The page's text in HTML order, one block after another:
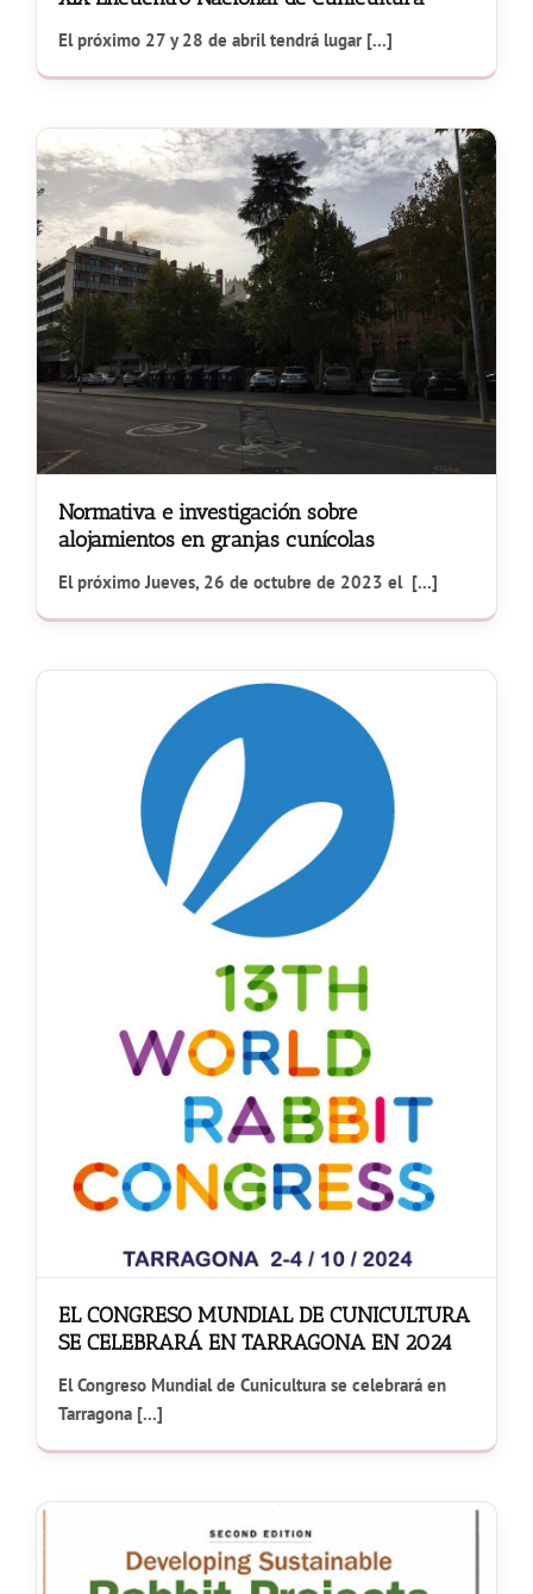
El próximo 27 y 28 de abril tendrá lugar [...]
Normativa e investigación sobre
alojamientos en granjas cunícolas
El próximo Jueves, 26 de octubre de 2023 el [...]
EL CONGRESO MUNDIAL DE CUNICULTURA
SE CELEBRARÁ EN TARRAGONA EN 2024
El Congreso Mundial de Cunicultura se celebrará en
Tarragona [...]